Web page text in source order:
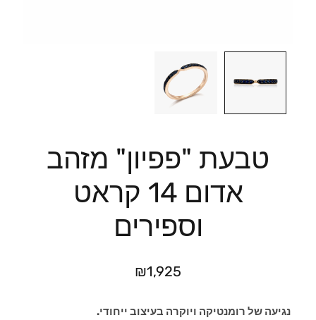
טבעת "פפיון" מזהב
אדום 14 קראט
וספירים
₪1,925
נגיעה של רומנטיקה ויוקרה בעיצוב ייחודי.